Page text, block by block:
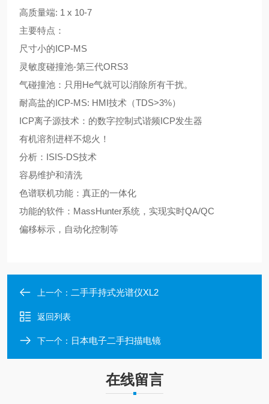
高质量端: 1 x 10-7
主要特点：
尺寸小的ICP-MS
灵敏度碰撞池-第三代ORS3
气碰撞池：只用He气就可以消除所有干扰。
耐高盐的ICP-MS: HMI技术（TDS>3%）
ICP离子源技术：的数字控制式谐频ICP发生器
有机溶剂进样不熄火！
分析：ISIS-DS技术
容易维护和清洗
色谱联机功能：真正的一体化
功能的软件：MassHunter系统，实现实时QA/QC
偏移标示，自动化控制等
上一个： 二手手持式光谱仪XL2
返回列表
下一个： 日本电子二手扫描电镜
在线留言